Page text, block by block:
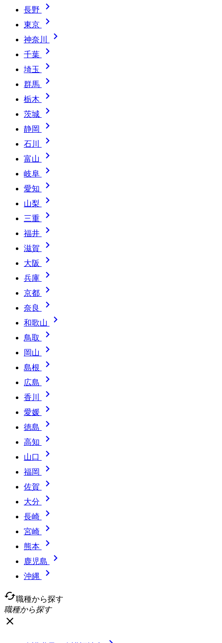
長野 
東京 
神奈川 
千葉 
埼玉 
群馬 
栃木 
茨城 
静岡 
石川 
富山 
岐阜 
愛知 
山梨 
三重 
福井 
滋賀 
大阪 
兵庫 
京都 
奈良 
和歌山 
鳥取 
岡山 
島根 
広島 
香川 
愛媛 
徳島 
高知 
山口 
福岡 
佐賀 
大分 
長崎 
宮崎 
熊本 
鹿児島 
沖縄

cached職種から探す
職種から探す
close